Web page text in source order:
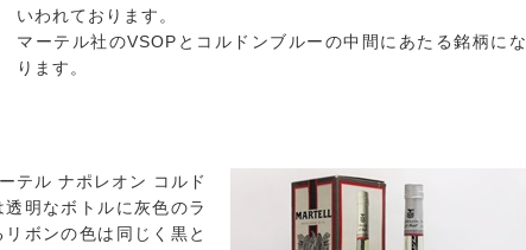
いわれております。
マーテル社のVSOPとコルドンブルーの中間にあたる銘柄にな
ります。
テル ナポレオン コルド
明なボトルに灰色のラ
ボンの色は同じく黒と